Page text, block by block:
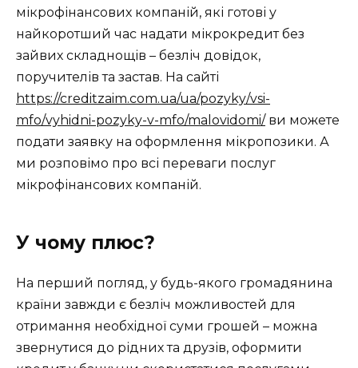
мікрофінансових компаній, які готові у
найкоротший час надати мікрокредит без
зайвих складнощів – безліч довідок,
поручителів та застав. На сайті
https://creditzaim.com.ua/ua/pozyky/vsi-
mfo/vyhidni-pozyky-v-mfo/malovidomi/ви можете
подати заявку на оформлення мікропозики. А
ми розповімо про всі переваги послуг
мікрофінансових компаній.
У чому плюс?
На перший погляд, у будь-якого громадянина
країни завжди є безліч можливостей для
отримання необхідної суми грошей – можна
звернутися до рідних та друзів, оформити